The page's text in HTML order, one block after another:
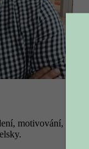
motivování,